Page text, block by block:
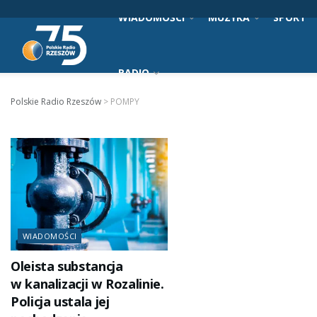
WIADOMOŚCI MUZYKA SPORT
RADIO
Polskie Radio Rzeszów > POMPY
WIADOMOŚCI
Oleista substancja
w kanalizacji w Rozalinie.
Policja ustala jej